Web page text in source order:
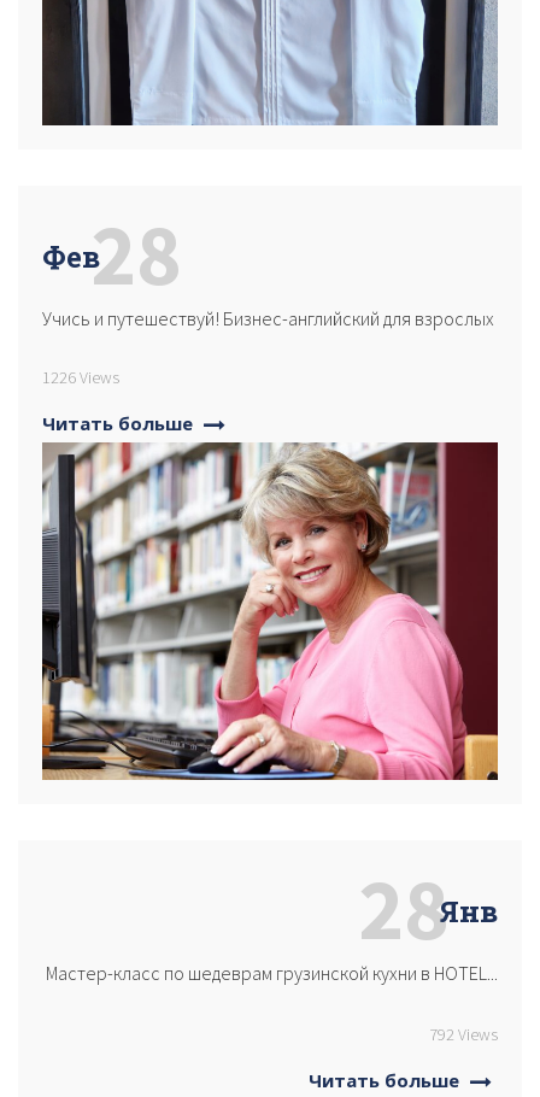
Фев
Учись и путешествуй! Бизнес-английский для взрослых
1226 Views
Читать больше
28
Янв
Мастер-класс по шедеврам грузинской кухни в HOTEL...
792 Views
Читать больше
28